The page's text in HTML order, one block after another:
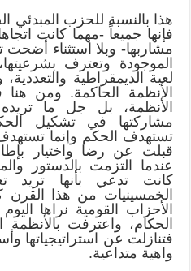
هذا بالنسبة للحزب المبدئي
فإنها جميعاً -مهما كانت
مشاربها- وبلا استثناء
الموجودة وتعترف
لعبة الديمقراطية
الأنظمة الحاكمة. ومن هنا
الأنظمة، بل جل ما
مشاركتها في تشكيل
تستهدف الحكم وإنما
قبلت عن رضا واختيار
عندما التزمت بالدستور
كانت تدعي بأنها تريد
الخمسينيات من هذا القرن
الأحزاب القومية نراها
الحكام، واعترفت بالأنظمة
فتنازلت عن استراتيجياتها
واهية متداعية.